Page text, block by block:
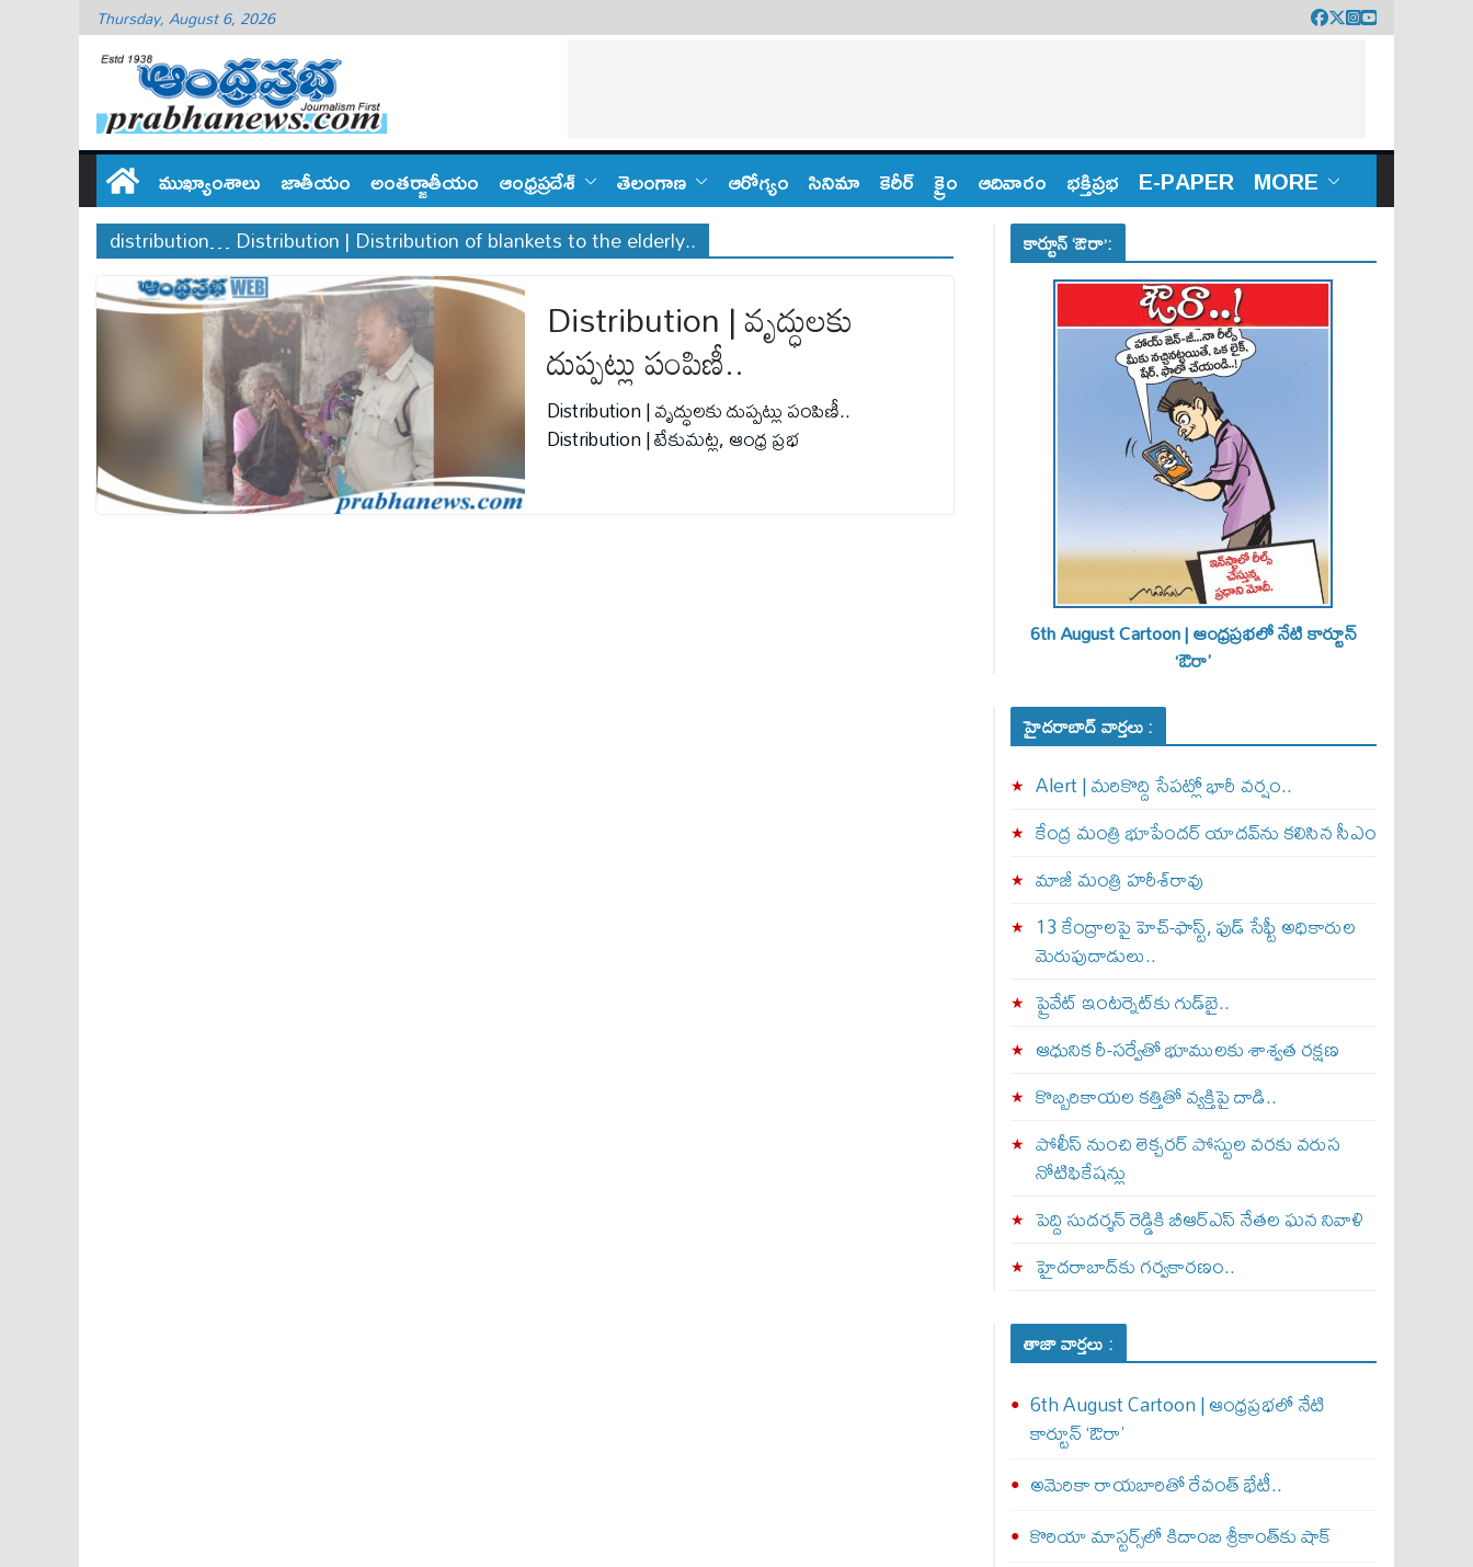
Thursday, August 6, 2026
ముఖ్యాంశాలు జాతీయం అంతర్జాతీయం ఆంధ్ర‌ప్ర‌దేశ్ తెలంగాణ‌ ఆరోగ్యం సినిమా కెరీర్ క్రైం ఆదివారం భక్తిప్రభ E-PAPER MORE
distribution… Distribution | Distribution of blankets to the elderly..
Distribution | వృద్ధులకు
దుప్పట్లు పంపిణీ..
Distribution | వృద్ధులకు దుప్పట్లు పంపిణీ..
Distribution | టేకుమట్ల, ఆంధ్ర ప్రభ
కార్టూన్ ‘ఔరా’:
6th August Cartoon | ఆంధ్రప్రభలో నేటి కార్టూన్
‘ఔరా’
హైదరాబాద్ వార్తలు :
Alert | మ‌రికొద్ది సేప‌ట్లో భారీ వ‌ర్షం..
కేంద్ర మంత్రి భూపేందర్ యాదవ్‌ను కలిసిన సీఎం
మాజీ మంత్రి హరీశ్‌రావు
13 కేంద్రాలపై హెచ్-ఫాస్ట్, ఫుడ్ సేఫ్టీ అధికారుల
మెరుపుదాడులు..
ప్రైవేట్‌ ఇంటర్నెట్‌కు గుడ్‌బై..
ఆధునిక రీ-సర్వేతో భూములకు శాశ్వత రక్షణ
కొబ్బరికాయల కత్తితో వ్యక్తిపై దాడి..
పోలీస్ నుంచి లెక్చరర్ పోస్టుల వరకు వరుస
నోటిఫికేషన్లు
పెద్ది సుదర్శన్ రెడ్డికి బీఆర్‌ఎస్ నేతల ఘన నివాళి
హైదరాబాద్‌కు గర్వకారణం..
తాజా వార్తలు :
6th August Cartoon | ఆంధ్రప్రభలో నేటి
కార్టూన్ ‘ఔరా’
అమెరికా రాయబారితో రేవంత్ భేటీ..
కొరియా మాస్టర్స్‌లో కిదాంబి శ్రీకాంత్‌కు షాక్